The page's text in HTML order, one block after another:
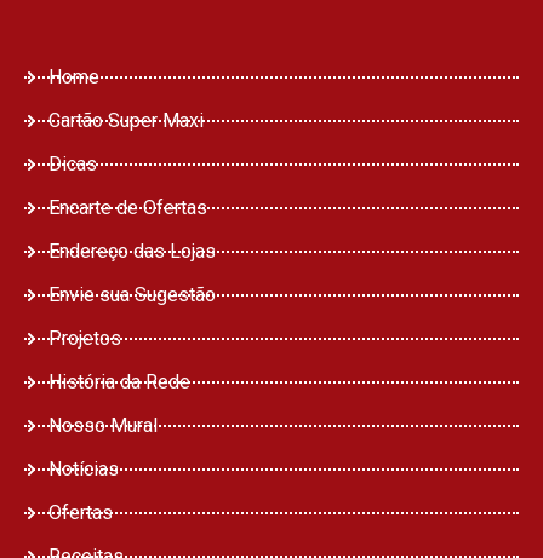
Home
Cartão Super Maxi
Dicas
Encarte de Ofertas
Endereço das Lojas
Envie sua Sugestão
Projetos
História da Rede
Nosso Mural
Notícias
Ofertas